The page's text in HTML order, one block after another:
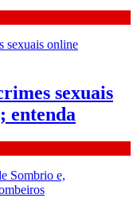
sexuais
entenda